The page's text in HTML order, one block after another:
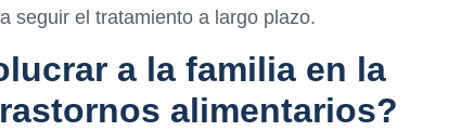
seguir el tratamiento a largo plazo.
a la familia en la
alimentarios?